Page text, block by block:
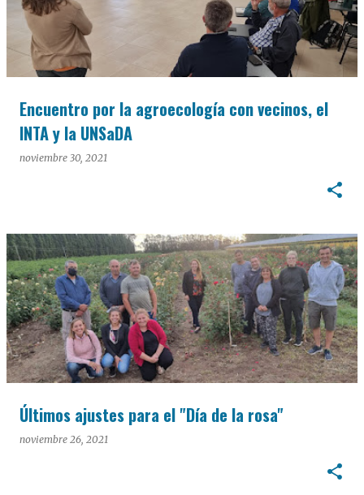
Encuentro por la agroecología con vecinos, el
INTA y la UNSaDA
noviembre 30, 2021
Últimos ajustes para el "Día de la rosa"
noviembre 26, 2021